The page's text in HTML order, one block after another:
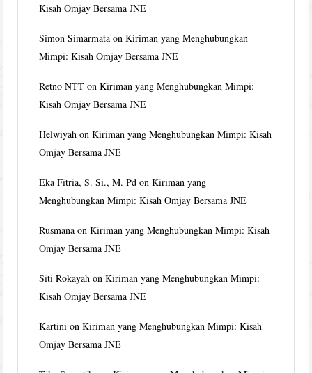
Kisah Omjay Bersama JNE
Simon Simarmata onKiriman yang Menghubungkan
Mimpi: Kisah Omjay Bersama JNE
Retno NTT onKiriman yang Menghubungkan Mimpi:
Kisah Omjay Bersama JNE
Helwiyah onKiriman yang Menghubungkan Mimpi: Kisah
Omjay Bersama JNE
Eka Fitria, S. Si., M. Pd onKiriman yang
Menghubungkan Mimpi: Kisah Omjay Bersama JNE
Rusmana onKiriman yang Menghubungkan Mimpi: Kisah
Omjay Bersama JNE
Siti Rokayah onKiriman yang Menghubungkan Mimpi:
Kisah Omjay Bersama JNE
Kartini onKiriman yang Menghubungkan Mimpi: Kisah
Omjay Bersama JNE